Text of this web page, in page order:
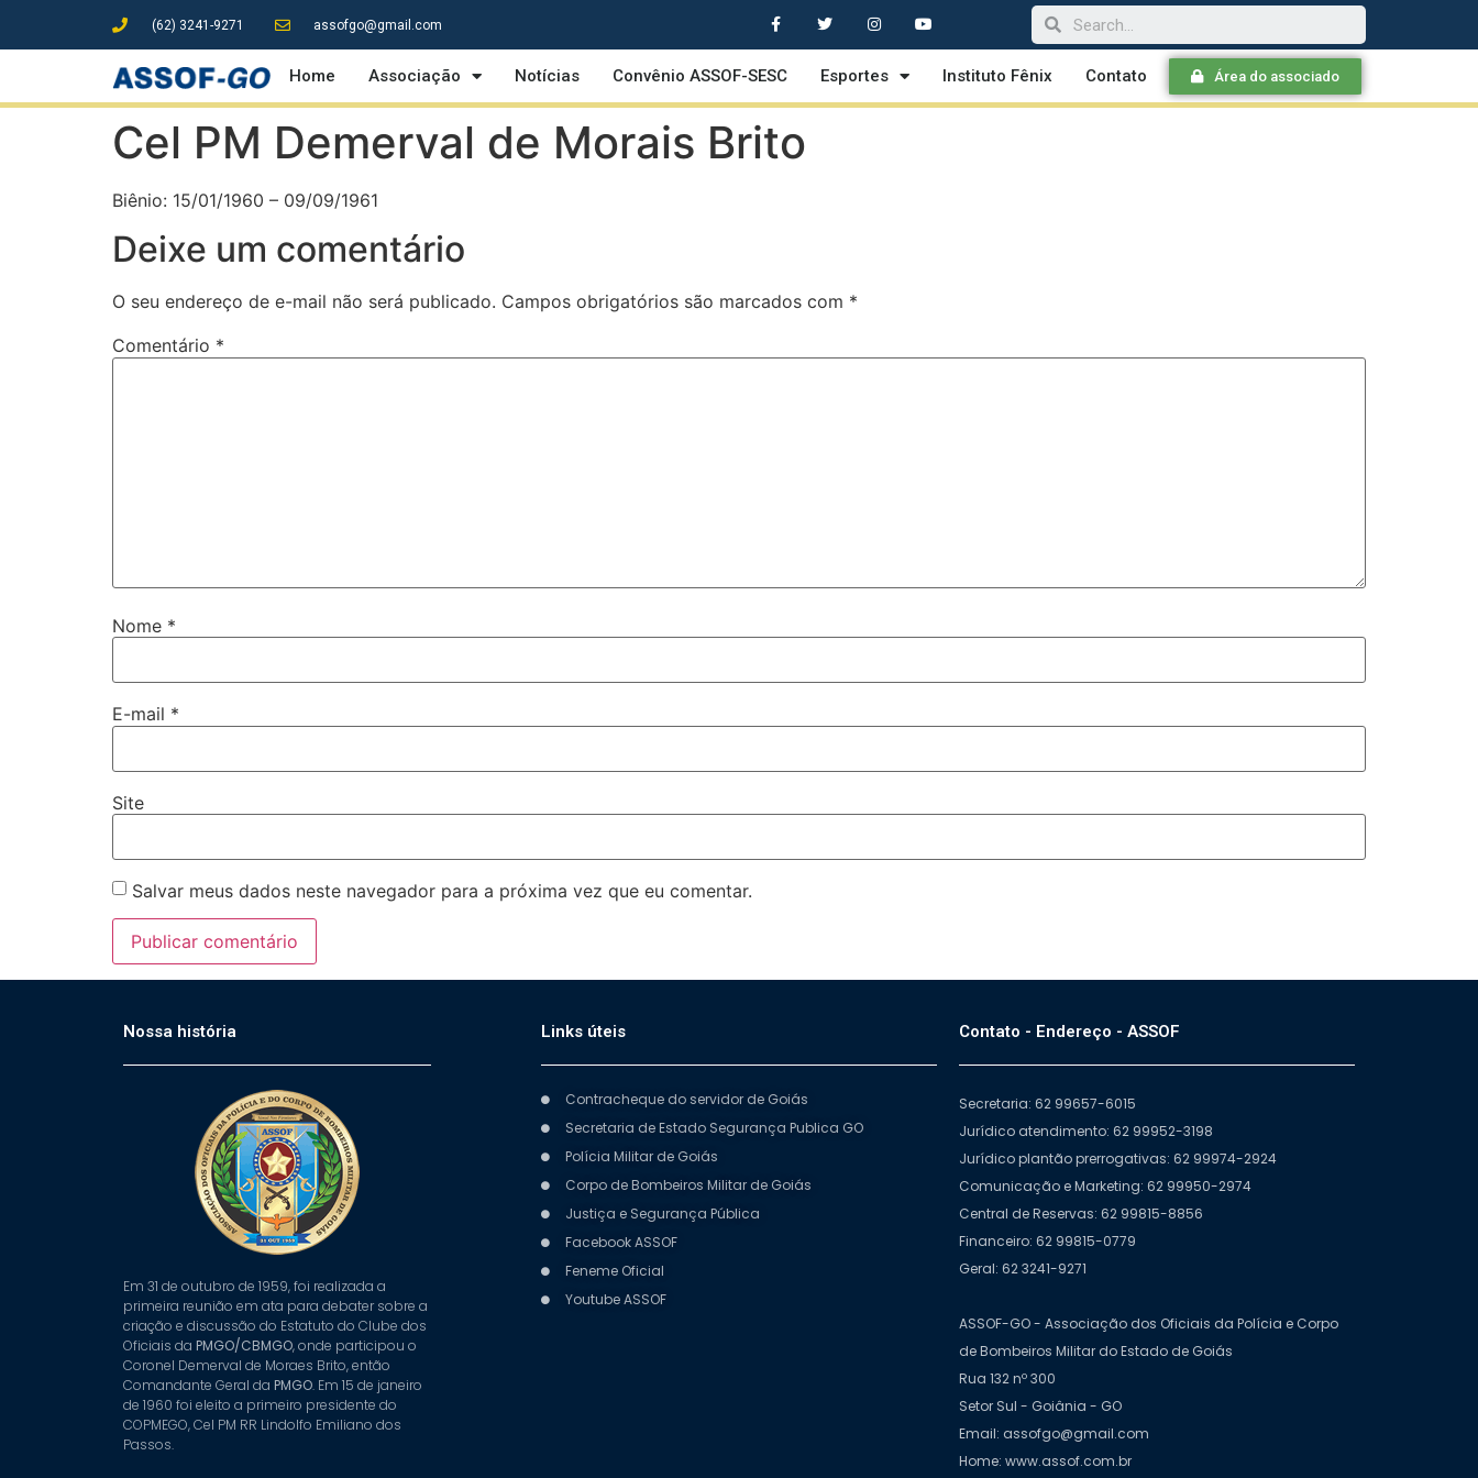
(62) 3241-9271 assofgo@gmail.com
Home Associação Notícias Convênio ASSOF-SESC Esportes Instituto Fênix Contato Área do associado
Cel PM Demerval de Morais Brito
Biênio: 15/01/1960 – 09/09/1961
Deixe um comentário
O seu endereço de e-mail não será publicado. Campos obrigatórios são marcados com *
Comentário *
Nome *
E-mail *
Site
Salvar meus dados neste navegador para a próxima vez que eu comentar.
Nossa história
Em 31 de outubro de 1959, foi realizada a
primeira reunião em ata para debater sobre a
criação e discussão do Estatuto do Clube dos
Oficiais da PMGO/CBMGO, onde participou o
Coronel Demerval de Moraes Brito, então
Comandante Geral da PMGO. Em 15 de janeiro
de 1960 foi eleito a primeiro presidente do
COPMEGO, Cel PM RR Lindolfo Emiliano dos
Passos.
Links úteis
Contracheque do servidor de Goiás
Secretaria de Estado Segurança Publica GO
Polícia Militar de Goiás
Corpo de Bombeiros Militar de Goiás
Justiça e Segurança Pública
Facebook ASSOF
Feneme Oficial
Youtube ASSOF
Contato - Endereço - ASSOF
Secretaria: 62 99657-6015
Jurídico atendimento: 62 99952-3198
Jurídico plantão prerrogativas: 62 99974-2924
Comunicação e Marketing: 62 99950-2974
Central de Reservas: 62 99815-8856
Financeiro: 62 99815-0779
Geral: 62 3241-9271
ASSOF-GO - Associação dos Oficiais da Polícia e Corpo
de Bombeiros Militar do Estado de Goiás
Rua 132 nº 300
Setor Sul - Goiânia - GO
Email: assofgo@gmail.com
Home: www.assof.com.br